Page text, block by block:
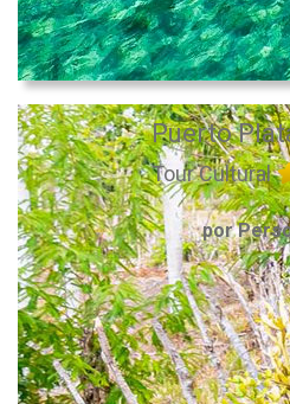
Puerto
Tour Cultural
por